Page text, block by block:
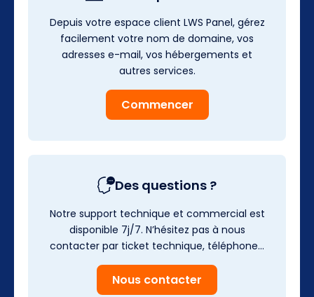
Depuis votre espace client LWS Panel, gérez
facilement votre nom de domaine, vos
adresses e-mail, vos hébergements et
autres services.
Commencer
Des questions ?
Notre support technique et commercial est
disponible 7j/7. N’hésitez pas à nous
contacter par ticket technique, téléphone…
Nous contacter